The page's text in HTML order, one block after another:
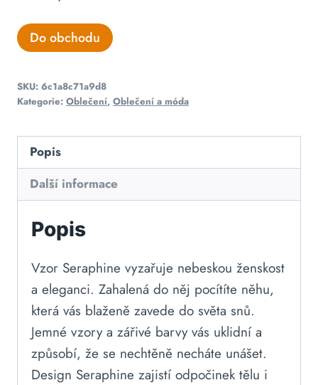
Do obchodu
SKU: 6c1a8c71a9d8
Kategorie: Oblečení, Oblečení a móda
Popis
Další informace
Popis
Vzor Seraphine vyzařuje nebeskou ženskost
a eleganci. Zahalená do něj pocítíte něhu,
která vás blaženě zavede do světa snů.
Jemné vzory a zářivé barvy vás uklidní a
způsobí, že se nechtěně necháte unášet.
Design Seraphine zajistí odpočinek tělu i